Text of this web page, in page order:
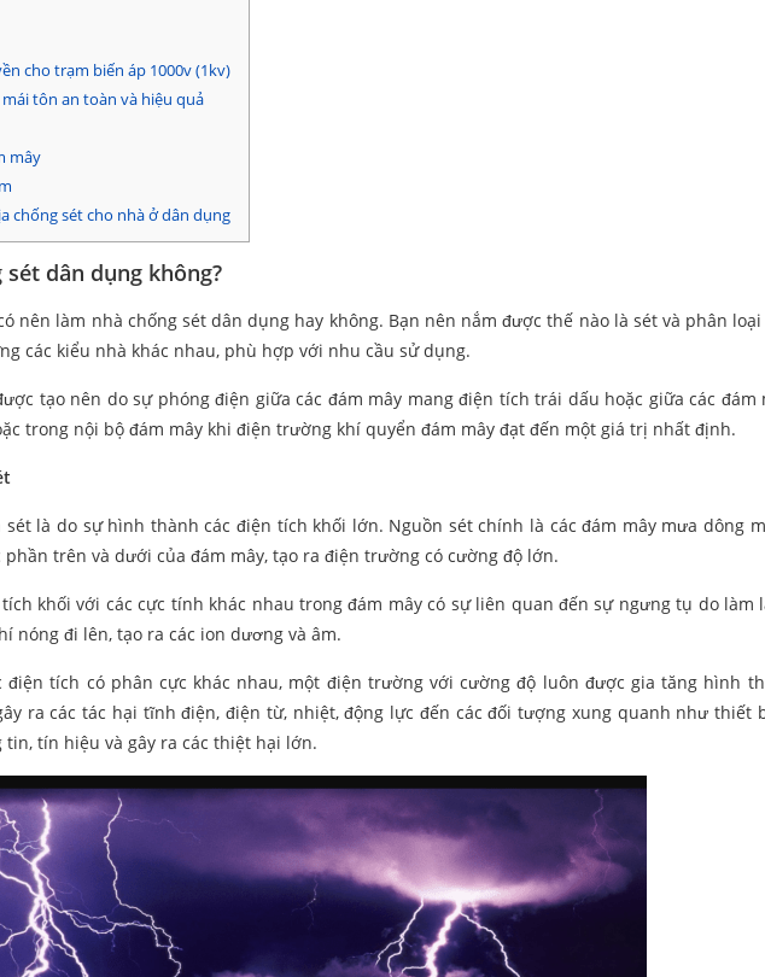
cho trạm biến áp 1000v (1kv)
tôn an toàn và hiệu quả
mây
chống sét cho nhà ở dân dụng
dân dụng không?
nên làm nhà chống sét dân dụng hay không. Bạn nên nắm được thế nào là sét và phân loại
các kiểu nhà khác nhau, phù hợp với nhu cầu sử dụng.
tạo nên do sự phóng điện giữa các đám mây mang điện tích trái dấu hoặc giữa các đám
trong nội bộ đám mây khi điện trường khí quyển đám mây đạt đến một giá trị nhất định.
là do sự hình thành các điện tích khối lớn. Nguồn sét chính là các đám mây mưa dông
trên và dưới của đám mây, tạo ra điện trường có cường độ lớn.
khối với các cực tính khác nhau trong đám mây có sự liên quan đến sự ngưng tụ do làm
nóng đi lên, tạo ra các ion dương và âm.
tích có phân cực khác nhau, một điện trường với cường độ luôn được gia tăng hình
ra các tác hại tĩnh điện, điện từ, nhiệt, động lực đến các đối tượng xung quanh như thiết
tín hiệu và gây ra các thiệt hại lớn.